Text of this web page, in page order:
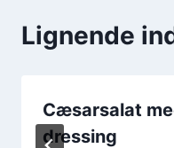
Lignende
Cæsarsalat
dressing